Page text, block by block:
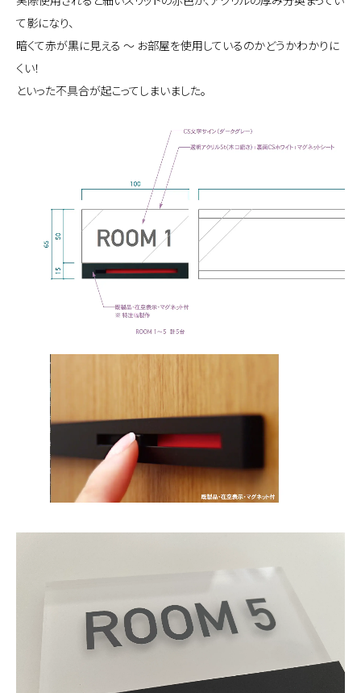
て影になり、
暗くて赤が黒に見える 〜 お部屋を使用しているのかどうかわかりに
くい！
といった不具合が起こってしまいました。